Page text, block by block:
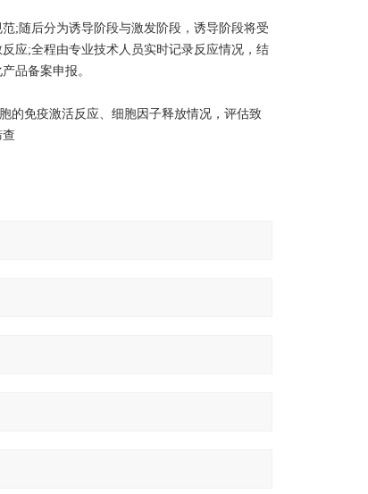
;随后分为诱导阶段与激发阶段，诱导阶段将受
应;全程由专业技术人员实时记录反应情况，结
品备案申报。
的免疫激活反应、细胞因子释放情况，评估致